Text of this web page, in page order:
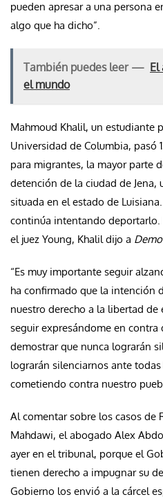
pueden apresar a una persona
algo que ha dicho”.
También puedes leer — El
el mundo
Mahmoud Khalil, un estudiante
Universidad de Columbia, pasó
para migrantes, la mayor parte
detención de la ciudad de Jena,
situada en el estado de
continúa intentando
el juez Young, Khalil dijo a
“Es muy importante seguir
ha confirmado que la intención
nuestro derecho a la libertad de
seguir expresándome en contra
demostrar que nunca lograrán
lograrán silenciarnos ante
cometiendo contra nuestro
Al comentar sobre los casos de
Mahdawi, el abogado Alex
ayer en el tribunal, porque el
tienen derecho a impugnar su
Gobierno los envió a la cárcel